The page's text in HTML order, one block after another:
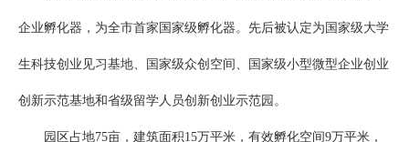
企业孵化器，为全市首家国家级孵化器。先后被认定为国家级大学
生科技创业见习基地、国家级众创空间、国家级小型微型企业创业
创新示范基地和省级留学人员创新创业示范园。
园区占地75亩，建筑面积15万平米，有效孵化空间9万平米，